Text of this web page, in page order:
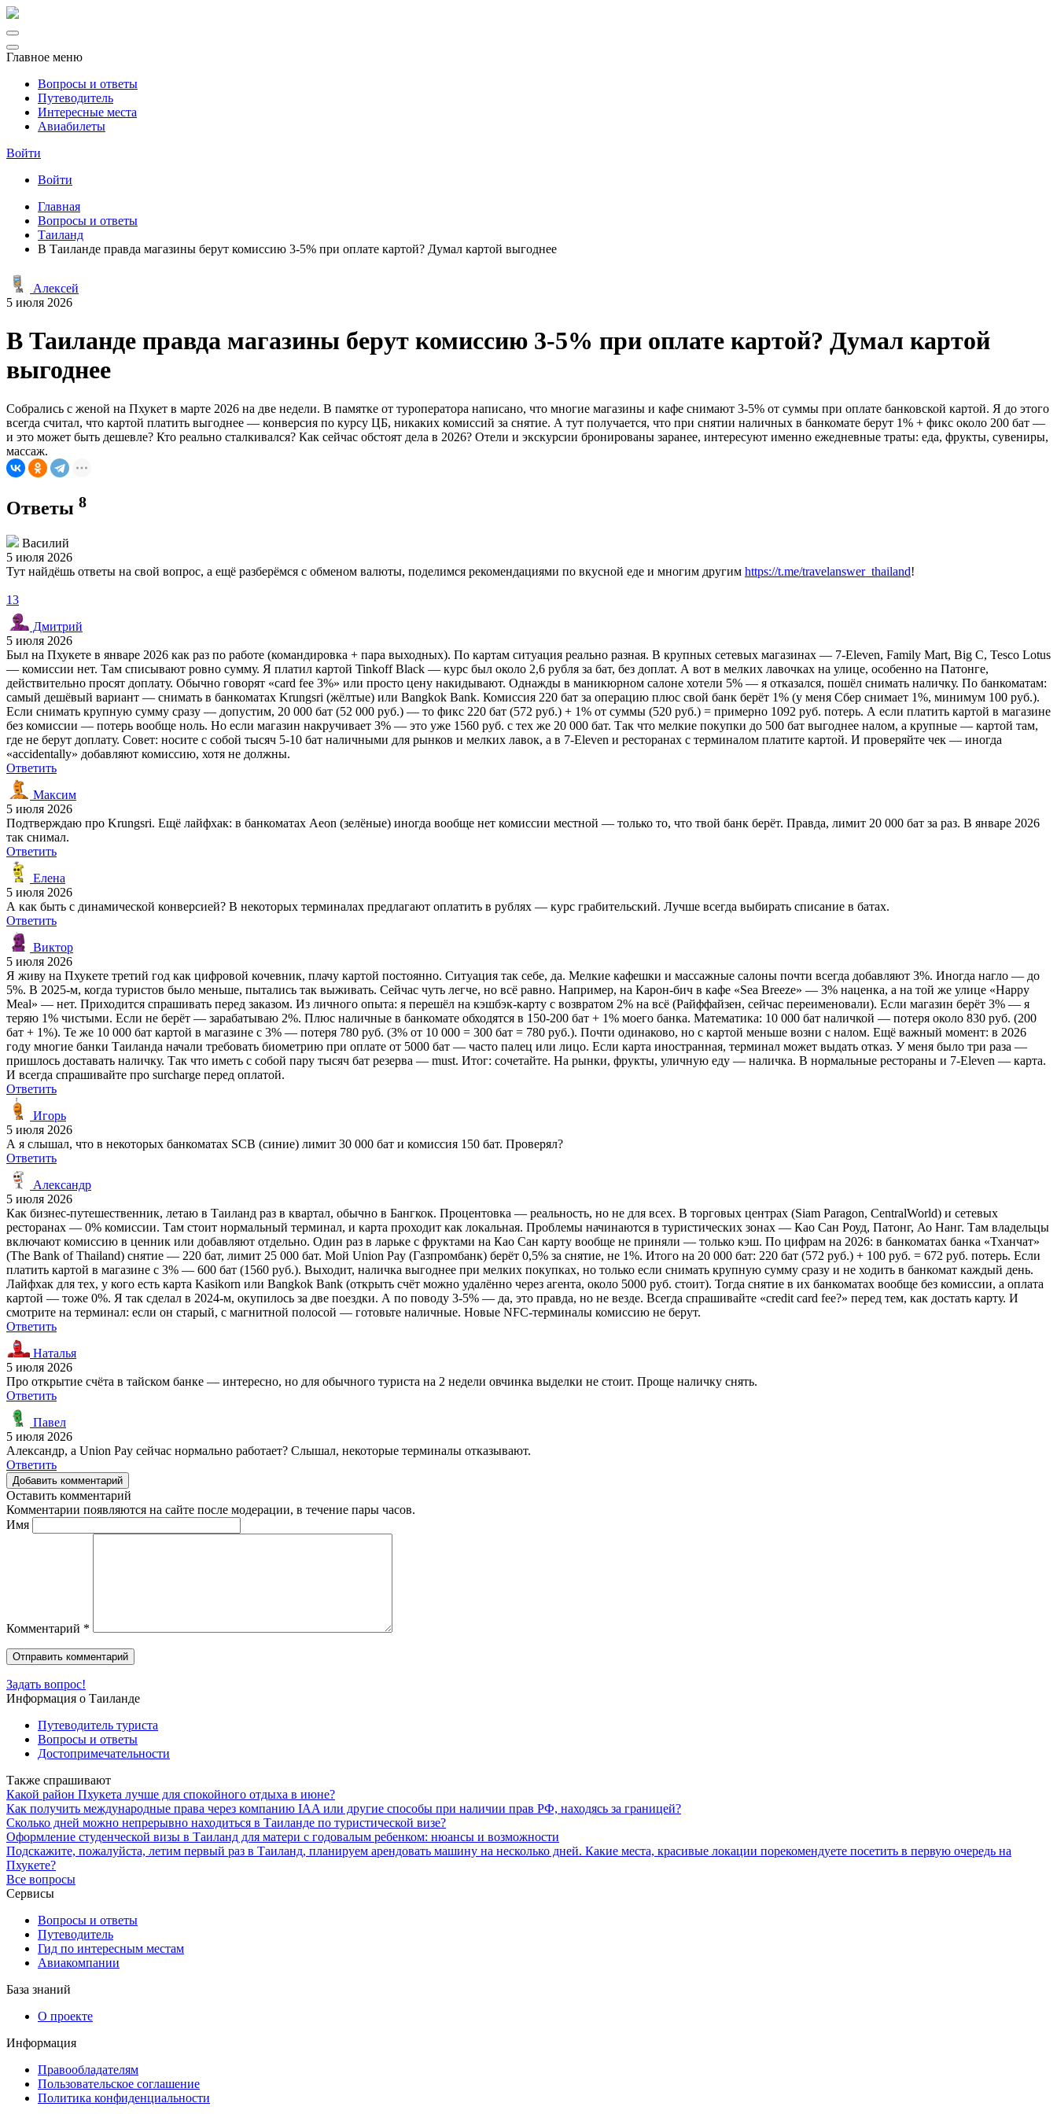
Главное меню
Вопросы и ответы
Путеводитель
Интересные места
Авиабилеты
Войти
Войти
Главная
Вопросы и ответы
Таиланд
В Таиланде правда магазины берут комиссию 3-5% при оплате картой? Думал картой выгоднее
Алексей
5 июля 2026
В Таиланде правда магазины берут комиссию 3-5% при оплате картой? Думал картой
выгоднее
Собрались с женой на Пхукет в марте 2026 на две недели. В памятке от туроператора написано, что многие магазины и кафе снимают 3-5% от суммы при оплате банковской картой. Я до этого
всегда считал, что картой платить выгоднее — конверсия по курсу ЦБ, никаких комиссий за снятие. А тут получается, что при снятии наличных в банкомате берут 1% + фикс около 200 бат —
и это может быть дешевле? Кто реально сталкивался? Как сейчас обстоят дела в 2026? Отели и экскурсии бронированы заранее, интересуют именно ежедневные траты: еда, фрукты, сувениры,
массаж.
Ответы 8
Василий
5 июля 2026
Тут найдёшь ответы на свой вопрос, а ещё разберёмся с обменом валюты, поделимся рекомендациями по вкусной еде и многим другим https://t.me/travelanswer_thailand!
13
Дмитрий
5 июля 2026
Был на Пхукете в январе 2026 как раз по работе (командировка + пара выходных). По картам ситуация реально разная. В крупных сетевых магазинах — 7-Eleven, Family Mart, Big C, Tesco Lotus
— комиссии нет. Там списывают ровно сумму. Я платил картой Tinkoff Black — курс был около 2,6 рубля за бат, без доплат. А вот в мелких лавочках на улице, особенно на Патонге,
действительно просят доплату. Обычно говорят «card fee 3%» или просто цену накидывают. Однажды в маникюрном салоне хотели 5% — я отказался, пошёл снимать наличку. По банкоматам:
самый дешёвый вариант — снимать в банкоматах Krungsri (жёлтые) или Bangkok Bank. Комиссия 220 бат за операцию плюс свой банк берёт 1% (у меня Сбер снимает 1%, минимум 100 руб.).
Если снимать крупную сумму сразу — допустим, 20 000 бат (52 000 руб.) — то фикс 220 бат (572 руб.) + 1% от суммы (520 руб.) = примерно 1092 руб. потерь. А если платить картой в магазине
без комиссии — потерь вообще ноль. Но если магазин накручивает 3% — это уже 1560 руб. с тех же 20 000 бат. Так что мелкие покупки до 500 бат выгоднее налом, а крупные — картой там,
где не берут доплату. Совет: носите с собой тысяч 5-10 бат наличными для рынков и мелких лавок, а в 7-Eleven и ресторанах с терминалом платите картой. И проверяйте чек — иногда
«accidentally» добавляют комиссию, хотя не должны.
Ответить
Максим
5 июля 2026
Подтверждаю про Krungsri. Ещё лайфхак: в банкоматах Aeon (зелёные) иногда вообще нет комиссии местной — только то, что твой банк берёт. Правда, лимит 20 000 бат за раз. В январе 2026
так снимал.
Ответить
Елена
5 июля 2026
А как быть с динамической конверсией? В некоторых терминалах предлагают оплатить в рублях — курс грабительский. Лучше всегда выбирать списание в батах.
Ответить
Виктор
5 июля 2026
Я живу на Пхукете третий год как цифровой кочевник, плачу картой постоянно. Ситуация так себе, да. Мелкие кафешки и массажные салоны почти всегда добавляют 3%. Иногда нагло — до
5%. В 2025-м, когда туристов было меньше, пытались так выживать. Сейчас чуть легче, но всё равно. Например, на Карон-бич в кафе «Sea Breeze» — 3% наценка, а на той же улице «Happy
Meal» — нет. Приходится спрашивать перед заказом. Из личного опыта: я перешёл на кэшбэк-карту с возвратом 2% на всё (Райффайзен, сейчас переименовали). Если магазин берёт 3% — я
теряю 1% чистыми. Если не берёт — зарабатываю 2%. Плюс наличные в банкомате обходятся в 150-200 бат + 1% моего банка. Математика: 10 000 бат наличкой — потеря около 830 руб. (200
бат + 1%). Те же 10 000 бат картой в магазине с 3% — потеря 780 руб. (3% от 10 000 = 300 бат = 780 руб.). Почти одинаково, но с картой меньше возни с налом. Ещё важный момент: в 2026
году многие банки Таиланда начали требовать биометрию при оплате от 5000 бат — часто палец или лицо. Если карта иностранная, терминал может выдать отказ. У меня было три раза —
пришлось доставать наличку. Так что иметь с собой пару тысяч бат резерва — must. Итог: сочетайте. На рынки, фрукты, уличную еду — наличка. В нормальные рестораны и 7-Eleven — карта.
И всегда спрашивайте про surcharge перед оплатой.
Ответить
Игорь
5 июля 2026
А я слышал, что в некоторых банкоматах SCB (синие) лимит 30 000 бат и комиссия 150 бат. Проверял?
Ответить
Александр
5 июля 2026
Как бизнес-путешественник, летаю в Таиланд раз в квартал, обычно в Бангкок. Процентовка — реальность, но не для всех. В торговых центрах (Siam Paragon, CentralWorld) и сетевых
ресторанах — 0% комиссии. Там стоит нормальный терминал, и карта проходит как локальная. Проблемы начинаются в туристических зонах — Као Сан Роуд, Патонг, Ао Нанг. Там владельцы
включают комиссию в ценник или добавляют отдельно. Один раз в ларьке с фруктами на Као Сан карту вообще не приняли — только кэш. По цифрам на 2026: в банкоматах банка «Тханчат»
(The Bank of Thailand) снятие — 220 бат, лимит 25 000 бат. Мой Union Pay (Газпромбанк) берёт 0,5% за снятие, не 1%. Итого на 20 000 бат: 220 бат (572 руб.) + 100 руб. = 672 руб. потерь. Если
платить картой в магазине с 3% — 600 бат (1560 руб.). Выходит, наличка выгоднее при мелких покупках, но только если снимать крупную сумму сразу и не ходить в банкомат каждый день.
Лайфхак для тех, у кого есть карта Kasikorn или Bangkok Bank (открыть счёт можно удалённо через агента, около 5000 руб. стоит). Тогда снятие в их банкоматах вообще без комиссии, а оплата
картой — тоже 0%. Я так сделал в 2024-м, окупилось за две поездки. А по поводу 3-5% — да, это правда, но не везде. Всегда спрашивайте «credit card fee?» перед тем, как достать карту. И
смотрите на терминал: если он старый, с магнитной полосой — готовьте наличные. Новые NFC-терминалы комиссию не берут.
Ответить
Наталья
5 июля 2026
Про открытие счёта в тайском банке — интересно, но для обычного туриста на 2 недели овчинка выделки не стоит. Проще наличку снять.
Ответить
Павел
5 июля 2026
Александр, а Union Pay сейчас нормально работает? Слышал, некоторые терминалы отказывают.
Ответить
Добавить комментарий
Оставить комментарий
Комментарии появляются на сайте после модерации, в течение пары часов.
Имя
Комментарий *
Задать вопрос!
Информация о Таиланде
Путеводитель туриста
Вопросы и ответы
Достопримечательности
Также спрашивают
Какой район Пхукета лучше для спокойного отдыха в июне?
Как получить международные права через компанию IAA или другие способы при наличии прав РФ, находясь за границей?
Сколько дней можно непрерывно находиться в Таиланде по туристической визе?
Оформление студенческой визы в Таиланд для матери с годовалым ребенком: нюансы и возможности
Подскажите, пожалуйста, летим первый раз в Таиланд, планируем арендовать машину на несколько дней. Какие места, красивые локации порекомендуете посетить в первую очередь на
Пхукете?
Все вопросы
Сервисы
Вопросы и ответы
Путеводитель
Гид по интересным местам
Авиакомпании
База знаний
О проекте
Информация
Правообладателям
Пользовательское соглашение
Политика конфиденциальности